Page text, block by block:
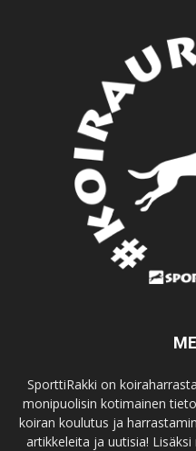
SporttiRakki on
monipuolisin kotimainen
koiran koulutus ja
artikkeleita ja uutisia!